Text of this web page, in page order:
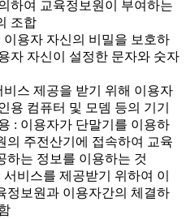
하여 교육정보원이 부여하는
조합
용자 자신의 비밀을 보호하
자 자신이 설정한 문자와 숫자
스 제공을 받기 위해 이용자
용 컴퓨터 및 모뎀 등의 기기
: 이용자가 단말기를 이용하
의 주전산기에 접속하여 교육
하는 정보를 이용하는 것
비스를 제공받기 위하여 이
정보원과 이용자간의 체결하